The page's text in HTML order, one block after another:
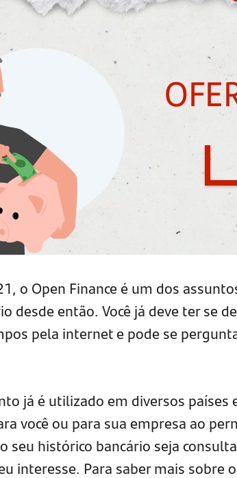
o Open Finance é um dos
desde então. Você já deve ter se
pela internet e pode se
já é utilizado em diversos países
você ou para sua empresa ao
seu histórico bancário seja
interesse. Para saber mais sobre